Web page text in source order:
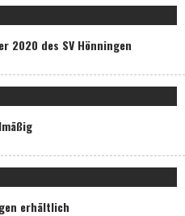
2020 des SV Hönningen
erhältlich